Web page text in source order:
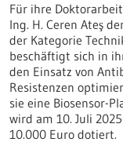
Für ihre
Ing. H. Ceren Ateş
der Kategorie
beschäftigt sich in
den Einsatz von
Resistenzen
sie eine Biosensor-
wird am 10. Juli
10.000 Euro dotiert.